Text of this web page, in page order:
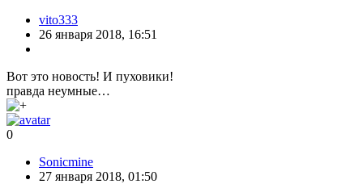
vito333
26 января 2018, 16:51
Вот это новость! И пуховики!
правда неумные…
0
Sonicmine
27 января 2018, 01:50